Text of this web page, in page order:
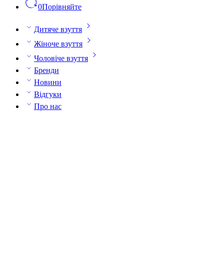
0Порівняйте
Дитяче взуття
Жіноче взуття
Чоловіче взуття
Бренди
Новини
Відгуки
Про нас